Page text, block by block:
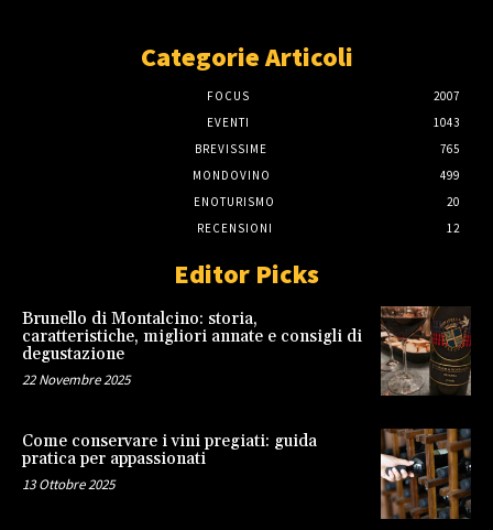
Categorie Articoli
FOCUS
2007
EVENTI
1043
BREVISSIME
765
MONDOVINO
499
ENOTURISMO
20
RECENSIONI
12
Editor Picks
Brunello di Montalcino: storia,
caratteristiche, migliori annate e consigli di
degustazione
22 Novembre 2025
Come conservare i vini pregiati: guida
pratica per appassionati
13 Ottobre 2025